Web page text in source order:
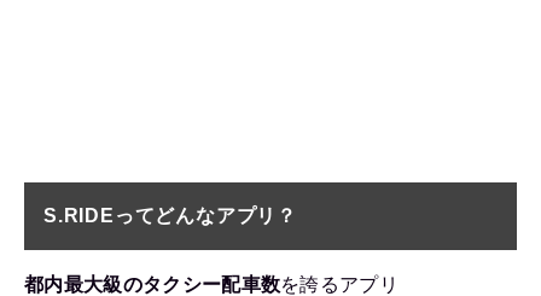
S.RIDEってどんなアプリ？
都内最大級のタクシー配車数を誇るアプリ